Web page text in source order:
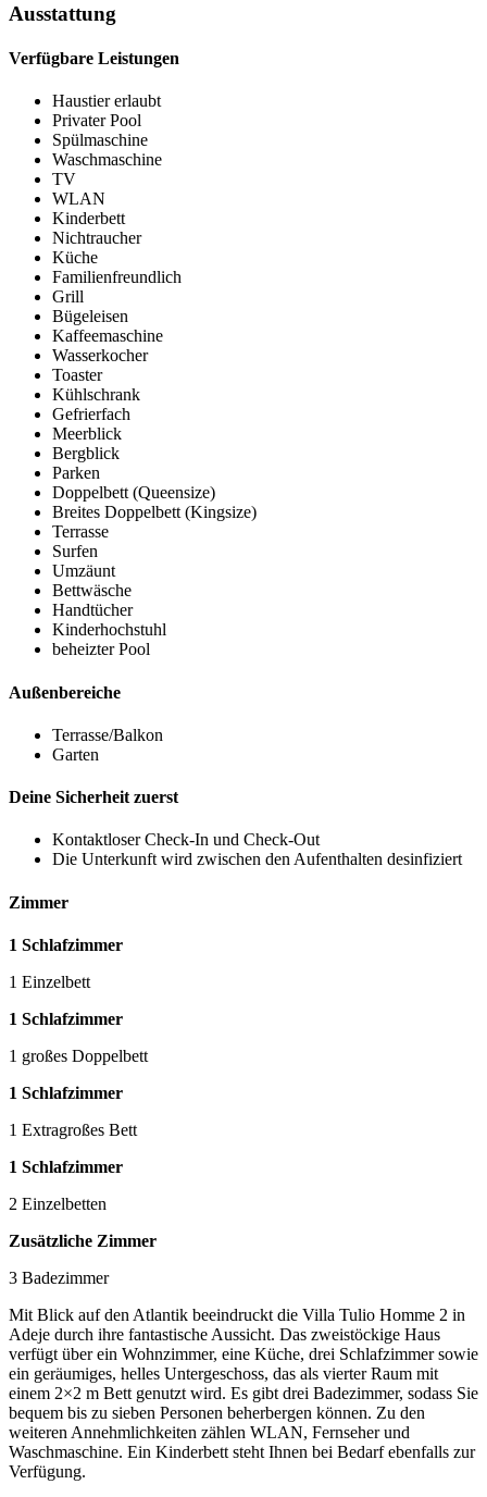
Ausstattung
Verfügbare Leistungen
Haustier erlaubt
Privater Pool
Spülmaschine
Waschmaschine
TV
WLAN
Kinderbett
Nichtraucher
Küche
Familienfreundlich
Grill
Bügeleisen
Kaffeemaschine
Wasserkocher
Toaster
Kühlschrank
Gefrierfach
Meerblick
Bergblick
Parken
Doppelbett (Queensize)
Breites Doppelbett (Kingsize)
Terrasse
Surfen
Umzäunt
Bettwäsche
Handtücher
Kinderhochstuhl
beheizter Pool
Außenbereiche
Terrasse/Balkon
Garten
Deine Sicherheit zuerst
Kontaktloser Check-In und Check-Out
Die Unterkunft wird zwischen den Aufenthalten desinfiziert
Zimmer
1 Schlafzimmer
1 Einzelbett
1 Schlafzimmer
1 großes Doppelbett
1 Schlafzimmer
1 Extragroßes Bett
1 Schlafzimmer
2 Einzelbetten
Zusätzliche Zimmer
3 Badezimmer
Mit Blick auf den Atlantik beeindruckt die Villa Tulio Homme 2 in
Adeje durch ihre fantastische Aussicht. Das zweistöckige Haus
verfügt über ein Wohnzimmer, eine Küche, drei Schlafzimmer sowie
ein geräumiges, helles Untergeschoss, das als vierter Raum mit
einem 2×2 m Bett genutzt wird. Es gibt drei Badezimmer, sodass Sie
bequem bis zu sieben Personen beherbergen können. Zu den
weiteren Annehmlichkeiten zählen WLAN, Fernseher und
Waschmaschine. Ein Kinderbett steht Ihnen bei Bedarf ebenfalls zur
Verfügung.